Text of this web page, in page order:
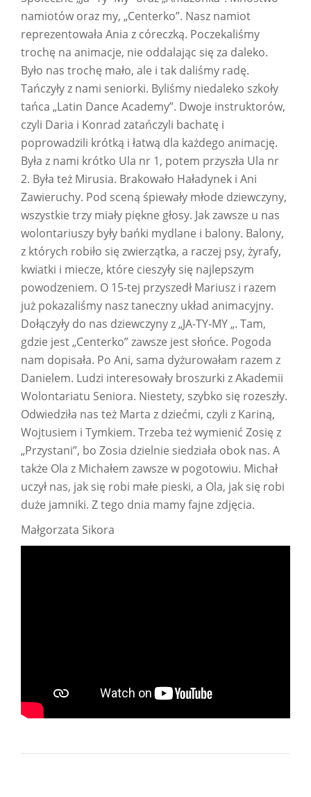
namiotów oraz my, „Centerko”. Nasz namiot
reprezentowała Ania z córeczką. Poczekaliśmy
trochę na animacje, nie oddalając się za daleko.
Było nas trochę mało, ale i tak daliśmy radę.
Tańczyły z nami seniorki. Byliśmy niedaleko szkoły
tańca „Latin Dance Academy”. Dwoje instruktorów,
czyli Daria i Konrad zatańczyli bachatę i
poprowadzili krótką i łatwą dla każdego animację.
Była z nami krótko Ula nr 1, potem przyszła Ula nr
2. Była też Mirusia. Brakowało Haładynek i Ani
Zawieruchy. Pod sceną śpiewały młode dziewczyny,
wszystkie trzy miały piękne głosy. Jak zawsze u nas
wolontariuszy były bańki mydlane i balony. Balony,
z których robiło się zwierzątka, a raczej psy, żyrafy,
kwiatki i miecze, które cieszyły się najlepszym
powodzeniem. O 15-tej przyszedł Mariusz i razem
już pokazaliśmy nasz taneczny układ animacyjny.
Dołączyły do nas dziewczyny z „JA-TY-MY „. Tam,
gdzie jest „Centerko” zawsze jest słońce. Pogoda
nam dopisała. Po Ani, sama dyżurowałam razem z
Danielem. Ludzi interesowały broszurki z Akademii
Wolontariatu Seniora. Niestety, szybko się rozeszły.
Odwiedziła nas też Marta z dziećmi, czyli z Kariną,
Wojtusiem i Tymkiem. Trzeba też wymienić Zosię z
„Przystani”, bo Zosia dzielnie siedziała obok nas. A
także Ola z Michałem zawsze w pogotowiu. Michał
uczył nas, jak się robi małe pieski, a Ola, jak się robi
duże jamniki. Z tego dnia mamy fajne zdjęcia.
Małgorzata Sikora